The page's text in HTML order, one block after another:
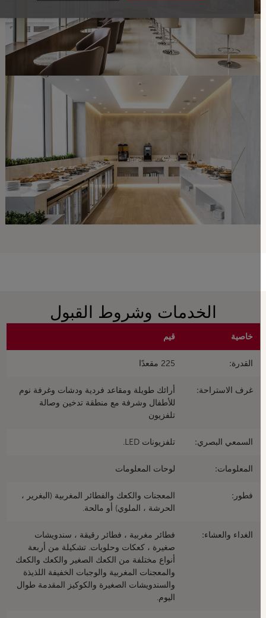
الخدمات وشروط القبول
خاصية قيم
القدرة: 225 مقعدًا
غرف الاستراحة:
أرائك طويلة ومقاعد فردية ودشات وغرفة نوم
للأطفال وشرفة مع منطقة تدخين وصالة
تلفزيون
السمعي البصري: تلفزيونات LED.
المعلومات: لوحات المعلومات
فطور:
المعجنات والكعك والفطائر المغربية (البغرير ،
الحرشة ، الملوي) أو مالحة.
الغداء والعشاء:
فطائر مغربية ، فطائر رقيقة ، سندويشات
صغيرة ، كعكات وحلويات. تشكيلة من أربعة
أنواع مختلفة من الكعك الصغير والكعك والكعك
والمعجنات المغربية والوجبات الخفيفة اللذيذة
والسندويشات الصغيرة والكوكيز المقدمة طوال
اليوم.